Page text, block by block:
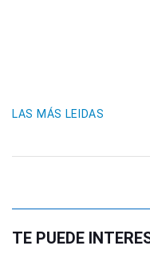
LAS MÁS LEIDAS
TE PUEDE